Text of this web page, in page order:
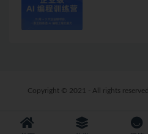
Copyright © 2021 - All rights reserved